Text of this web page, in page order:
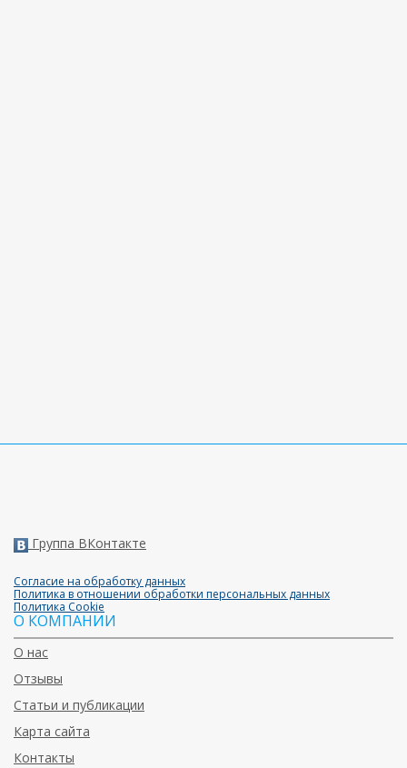
Группа ВКонтакте
Согласие на обработку данных
Политика в отношении обработки персональных данных
Политика Cookie
О КОМПАНИИ
О нас
Отзывы
Статьи и публикации
Карта сайта
Контакты